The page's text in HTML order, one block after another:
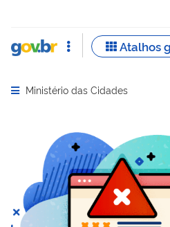
Abrir menu principal de
Ministério das Cidades